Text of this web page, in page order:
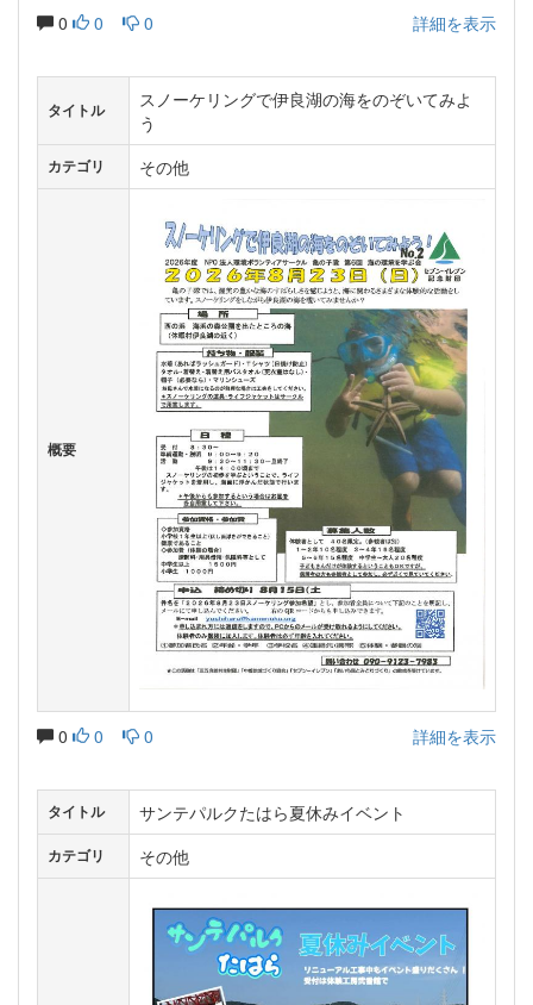
0 0 0 詳細を表示
タイトル
スノーケリングで伊良湖の海をのぞいてみよ
う
カテゴリ その他
概要
0 0 0 詳細を表示
タイトル サンテパルクたはら夏休みイベント
カテゴリ その他